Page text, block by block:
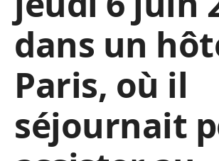
dans un
Paris, où il
séjournait